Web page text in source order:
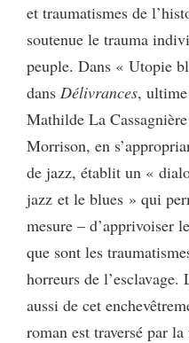
et traumatismes de
soutenue le trauma
peuple. Dans « Utopie
dans Délivrances,
Mathilde La
Morrison, en
de jazz, établit un «
jazz et le blues » qui
mesure – d’apprivoiser
que sont les
horreurs de
aussi de cet
roman est traversé par